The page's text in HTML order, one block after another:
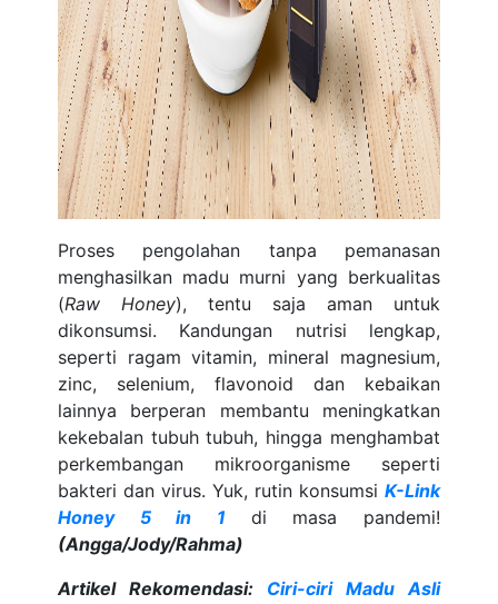
Proses pengolahan tanpa pemanasan
menghasilkan madu murni yang berkualitas
(Raw Honey), tentu saja aman untuk
dikonsumsi. Kandungan nutrisi lengkap,
seperti ragam vitamin, mineral magnesium,
zinc, selenium, flavonoid dan kebaikan
lainnya berperan membantu meningkatkan
kekebalan tubuh tubuh, hingga menghambat
perkembangan mikroorganisme seperti
bakteri dan virus. Yuk, rutin konsumsi K-Link
Honey 5 in 1
di masa pandemi!
(Angga/Jody/Rahma)
Artikel Rekomendasi: Ciri-ciri Madu Asli